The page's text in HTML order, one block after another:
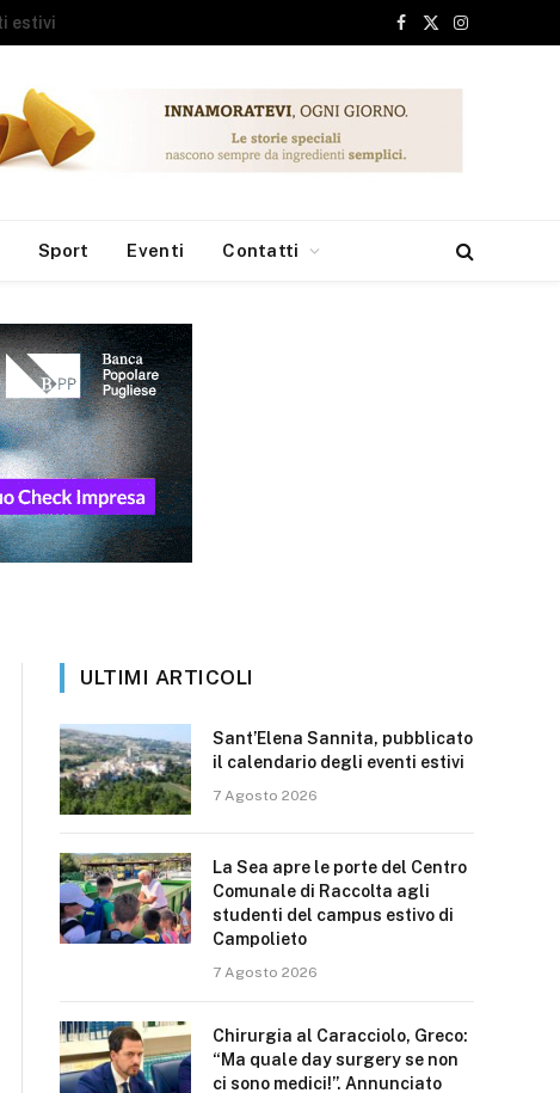
Facebook
X
Instagram
Sport Eventi Contatti
ULTIMI ARTICOLI
Sant’Elena Sannita, pubblicato
il calendario degli eventi estivi
7 Agosto 2026
La Sea apre le porte del Centro
Comunale di Raccolta agli
studenti del campus estivo di
Campolieto
7 Agosto 2026
Chirurgia al Caracciolo, Greco:
“Ma quale day surgery se non
ci sono medici!”. Annunciato